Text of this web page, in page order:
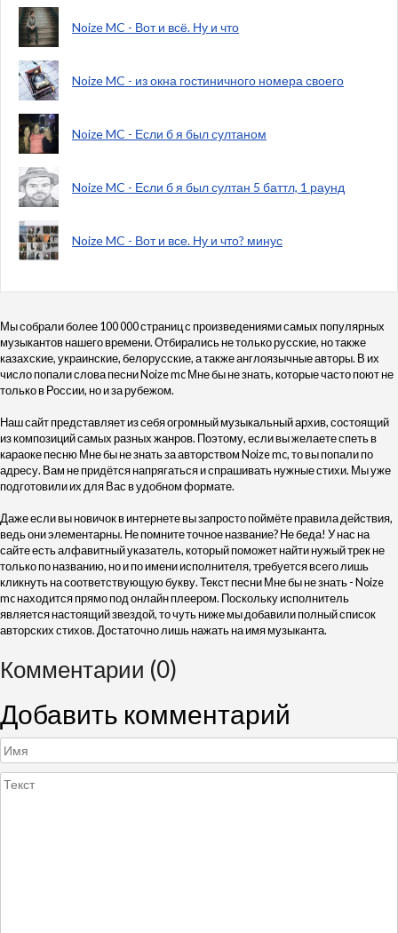
Noize MC - Вот и всё. Ну и что
Noize MC - из окна гостиничного номера своего
Noize MC - Если б я был султаном
Noize MC - Если б я был султан 5 баттл, 1 раунд
Noize MC - Вот и все. Ну и что? минус
Мы собрали более 100 000 страниц с произведениями самых популярных
музыкантов нашего времени. Отбирались не только русские, но также
казахские, украинские, белорусские, а также англоязычные авторы. В их
число попали слова песни Noize mc Мне бы не знать, которые часто поют не
только в России, но и за рубежом.
Наш сайт представляет из себя огромный музыкальный архив, состоящий
из композиций самых разных жанров. Поэтому, если вы желаете спеть в
караоке песню Мне бы не знать за авторством Noize mc, то вы попали по
адресу. Вам не придётся напрягаться и спрашивать нужные стихи. Мы уже
подготовили их для Вас в удобном формате.
Даже если вы новичок в интернете вы запросто поймёте правила действия,
ведь они элементарны. Не помните точное название? Не беда! У нас на
сайте есть алфавитный указатель, который поможет найти нужый трек не
только по названию, но и по имени исполнителя, требуется всего лишь
кликнуть на соответствующую букву. Текст песни Мне бы не знать - Noize
mc находится прямо под онлайн плеером. Поскольку исполнитель
является настоящий звездой, то чуть ниже мы добавили полный список
авторских стихов. Достаточно лишь нажать на имя музыканта.
Комментарии (0)
Добавить комментарий